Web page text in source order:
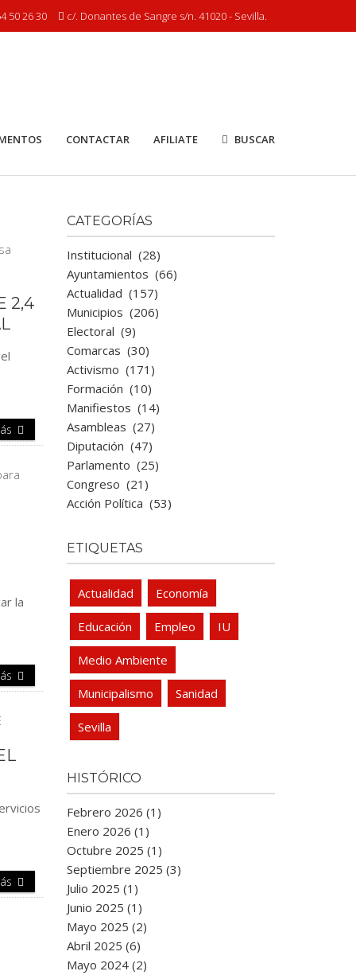
50 26 30 c/. Donantes de Sangre s/n. 41020 - Sevilla.
CONTACTAR AFILIATE BUSCAR
2,4
la
CATEGORÍAS
Institucional (28)
Ayuntamientos (66)
Actualidad (157)
Municipios (206)
Electoral (9)
Comarcas (30)
Activismo (171)
Formación (10)
Manifiestos (14)
Asambleas (27)
Diputación (47)
Parlamento (25)
Congreso (21)
Acción Política (53)
ETIQUETAS
Actualidad Economía
Educación Empleo IU
Medio Ambiente
Municipalismo Sanidad
Sevilla
HISTÓRICO
Febrero 2026 (1)
Enero 2026 (1)
Octubre 2025 (1)
Septiembre 2025 (3)
Julio 2025 (1)
Junio 2025 (1)
Mayo 2025 (2)
Abril 2025 (6)
Mayo 2024 (2)